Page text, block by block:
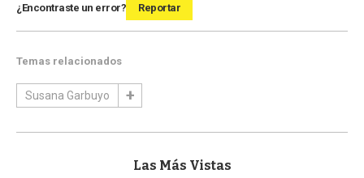
¿Encontraste un error? Reportar
Temas relacionados
Susana Garbuyo
Las Más Vistas